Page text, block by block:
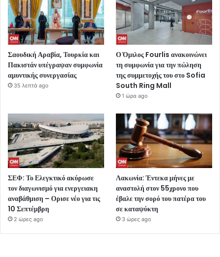
Σαουδική Αραβία, Τουρκία και
Πακιστάν υπέγραψαν συμφωνία
αμυντικής συνεργασίας
35 λεπτά ago
Ο Όμιλος Fourlis ανακοινώνει
τη συμφωνία για την πώληση
της συμμετοχής του στο Sofia
South Ring Mall
1 ώρα ago
ΣΕΦ: Το Ελεγκτικό ακύρωσε
τον διαγωνισμό για ενεργειακη
αναβάθμιση – Ορισε νέο για τις
10 Σεπτέμβρη
2 ώρες ago
Λακωνία: Έντεκα μήνες με
αναστολή στον 55χρονο που
έβαλε την σορό του πατέρα του
σε καταψύκτη
3 ώρες ago